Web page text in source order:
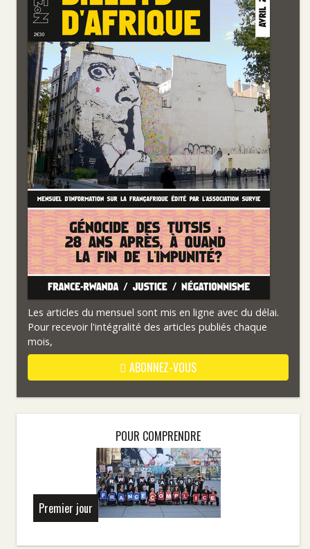
Les articles du mensuel sont mis en ligne avec du délai.
Pour recevoir l'intégralité des articles publiés chaque
mois,
ABONNEZ-VOUS
POUR COMPRENDRE
Premier jour